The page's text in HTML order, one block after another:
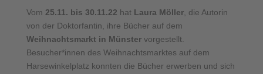
Vom 25.11. bis 30.11.22 hat Laura Möller, die Autorin
von der Doktorfantin, ihre Bücher auf dem
Weihnachtsmarkt in Münstervorgestellt.
Besucher*innen des Weihnachtsmarktes auf dem
Harsewinkelplatz konnten die Bücher erwerben und sich